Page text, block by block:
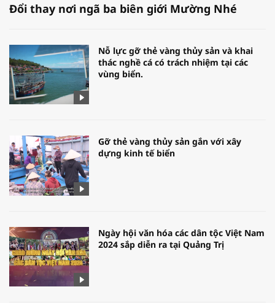
Đổi thay nơi ngã ba biên giới Mường Nhé
Nỗ lực gỡ thẻ vàng thủy sản và khai
thác nghề cá có trách nhiệm tại các
vùng biển.
Gỡ thẻ vàng thủy sản gắn với xây
dựng kinh tế biển
Ngày hội văn hóa các dân tộc Việt Nam
2024 sắp diễn ra tại Quảng Trị